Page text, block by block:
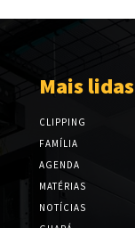
Mais lidas
CLIPPING
FAMÍLIA
AGENDA
MATÉRIAS
NOTÍCIAS